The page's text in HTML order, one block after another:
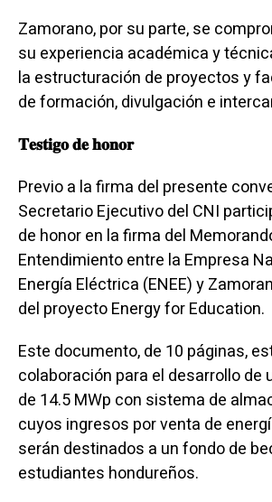
Zamorano, por su parte, se
su experiencia académica y
la estructuración de proyectos y
de formación, divulgación e
𝐓𝐞𝐬𝐭𝐢𝐠𝐨 𝐝𝐞 𝐡𝐨𝐧𝐨𝐫
Previo a la firma del presente
Secretario Ejecutivo del CNI
de honor en la firma del
Entendimiento entre la Empresa
Energía Eléctrica (ENEE) y
del proyecto Energy for Education.
Este documento, de 10 páginas,
colaboración para el desarrollo de
de 14.5 MWp con sistema de
cuyos ingresos por venta de
serán destinados a un fondo de
estudiantes hondureños.